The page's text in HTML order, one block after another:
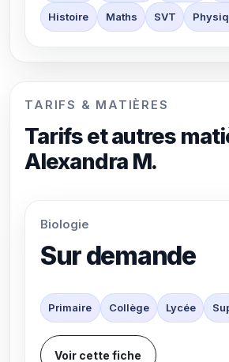
Histoire Maths SVT
TARIFS & MATIÈRES
Tarifs et autres
Alexandra M.
Biologie
Sur demande
Primaire Collège Lycée
Voir cette fiche